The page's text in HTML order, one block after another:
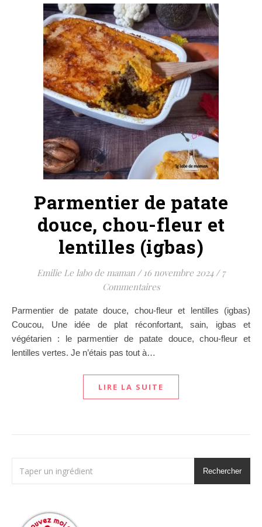
Parmentier de patate
douce, chou-fleur et
lentilles (igbas)
Emilie Le labo de maman / 16 novembre 2024 / 7
Commentaires
Parmentier de patate douce, chou-fleur et lentilles (igbas)
Coucou, Une idée de plat réconfortant, sain, igbas et
végétarien : le parmentier de patate douce, chou-fleur et
lentilles vertes. Je n’étais pas tout à…
LIRE LA SUITE
Rechercher